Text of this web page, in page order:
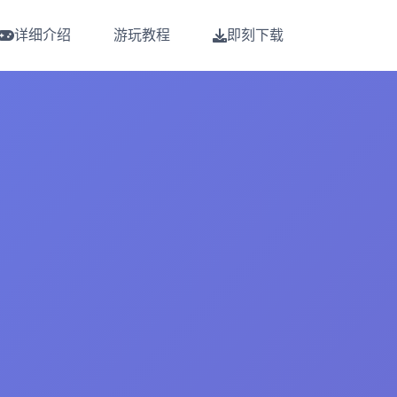
详细介绍 游玩教程 即刻下载